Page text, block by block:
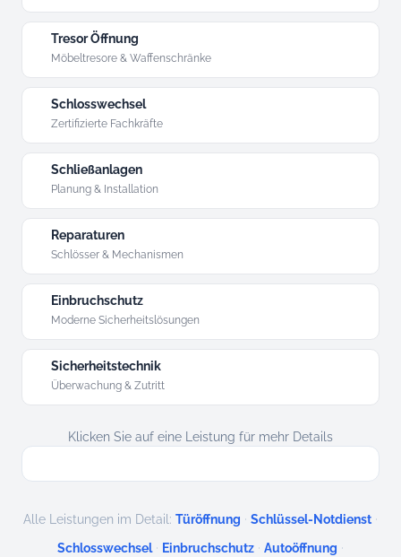
Tresor Öffnung
Möbeltresore & Waffenschränke
Schlosswechsel
Zertifizierte Fachkräfte
Schließanlagen
Planung & Installation
Reparaturen
Schlösser & Mechanismen
Einbruchschutz
Moderne Sicherheitslösungen
Sicherheitstechnik
Überwachung & Zutritt
Klicken Sie auf eine Leistung für mehr Details
Alle Leistungen im Detail: Türöffnung · Schlüssel-Notdienst ·
Schlosswechsel · Einbruchschutz · Autoöffnung ·